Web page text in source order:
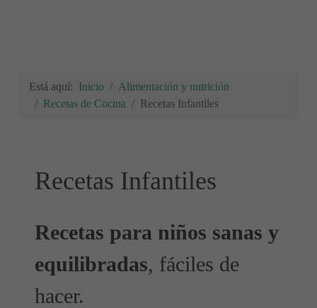
Está aquí: Inicio
Alimentación y nutrición
Recetas de Cocina
Recetas Infantiles
Recetas Infantiles
Recetas para niños sanas y
equilibradas, fáciles de
hacer.